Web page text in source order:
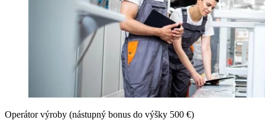
Operátor výroby (nástupný bonus do výšky 500 €)